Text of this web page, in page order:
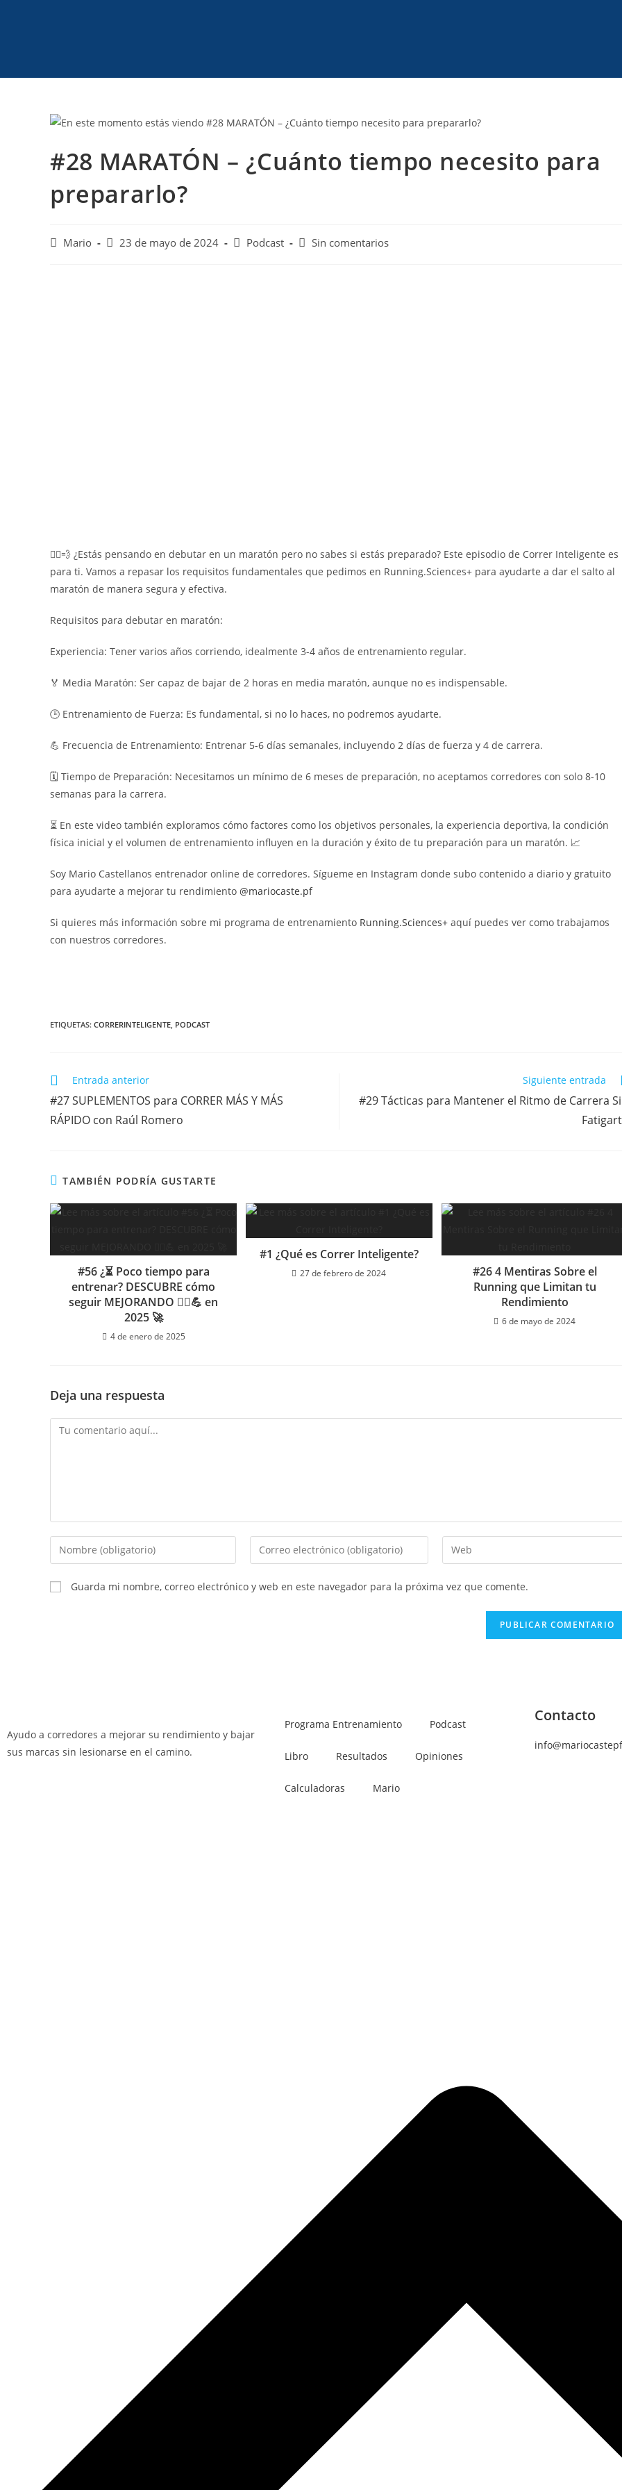
#28 MARATÓN – ¿Cuánto tiempo necesito para
prepararlo?
Mario 23 de mayo de 2024 Podcast Sin comentarios
🏃‍♂️💨 ¿Estás pensando en debutar en un maratón pero no sabes si estás preparado? Este episodio de Correr Inteligente es
para ti. Vamos a repasar los requisitos fundamentales que pedimos en Running.Sciences+ para ayudarte a dar el salto al
maratón de manera segura y efectiva.
Requisitos para debutar en maratón:
Experiencia: Tener varios años corriendo, idealmente 3-4 años de entrenamiento regular.
🏅 Media Maratón: Ser capaz de bajar de 2 horas en media maratón, aunque no es indispensable.
🕒 Entrenamiento de Fuerza: Es fundamental, si no lo haces, no podremos ayudarte.
💪 Frecuencia de Entrenamiento: Entrenar 5-6 días semanales, incluyendo 2 días de fuerza y 4 de carrera.
🗓️ Tiempo de Preparación: Necesitamos un mínimo de 6 meses de preparación, no aceptamos corredores con solo 8-10
semanas para la carrera.
⏳ En este video también exploramos cómo factores como los objetivos personales, la experiencia deportiva, la condición
física inicial y el volumen de entrenamiento influyen en la duración y éxito de tu preparación para un maratón. 📈
Soy Mario Castellanos entrenador online de corredores. Sígueme en Instagram donde subo contenido a diario y gratuito
para ayudarte a mejorar tu rendimiento ⁠⁠⁠⁠ @mariocaste.pf⁠⁠⁠⁠
Si quieres más información sobre mi programa de entrenamiento ⁠⁠⁠⁠Running.Sciences+⁠⁠⁠⁠ aquí puedes ver como trabajamos
con nuestros corredores.
ETIQUETAS: CORRERINTELIGENTE PODCAST
Entrada anterior
#27 SUPLEMENTOS para CORRER MÁS Y MÁS
RÁPIDO con Raúl Romero
Siguiente entrada
#29 Tácticas para Mantener el Ritmo de Carrera
TAMBIÉN PODRÍA GUSTARTE
#56 ¿⏳ Poco tiempo para
entrenar? DESCUBRE cómo
seguir MEJORANDO 🏃‍♂️💪 en
2025 🚀
4 de enero de 2025
#1 ¿Qué es Correr Inteligente?
27 de febrero de 2024
#26 4 Mentiras Sobre el
Running que Limitan tu
Rendimiento
6 de mayo de 2024
Deja una respuesta
Guarda mi nombre, correo electrónico y web en este navegador para la próxima vez que comente.
Ayudo a corredores a mejorar su rendimiento y bajar
sus marcas sin lesionarse en el camino.
Programa Entrenamiento Podcast
Libro Resultados Opiniones
Calculadoras Mario
Contacto